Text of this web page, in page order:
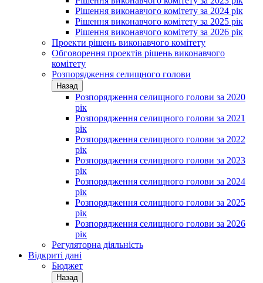
Рішення виконавчого комітету за 2024 рік
Рішення виконавчого комітету за 2025 рік
Рішення виконавчого комітету за 2026 рік
Проекти рішень виконавчого комітету
Обговорення проектів рішень виконавчого
комітету
Розпорядження селищного голови
Назад
Розпорядження селищного голови за 2020
рік
Розпорядження селищного голови за 2021
рік
Розпорядження селищного голови за 2022
рік
Розпорядження селищного голови за 2023
рік
Розпорядження селищного голови за 2024
рік
Розпорядження селищного голови за 2025
рік
Розпорядження селищного голови за 2026
рік
Регуляторна діяльність
Відкриті дані
Бюджет
Назад